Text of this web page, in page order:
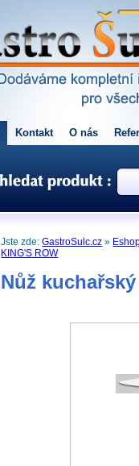
Kontakt O nás
Jste zde:GastroSulc.cz »
KING'S ROW
Nůž